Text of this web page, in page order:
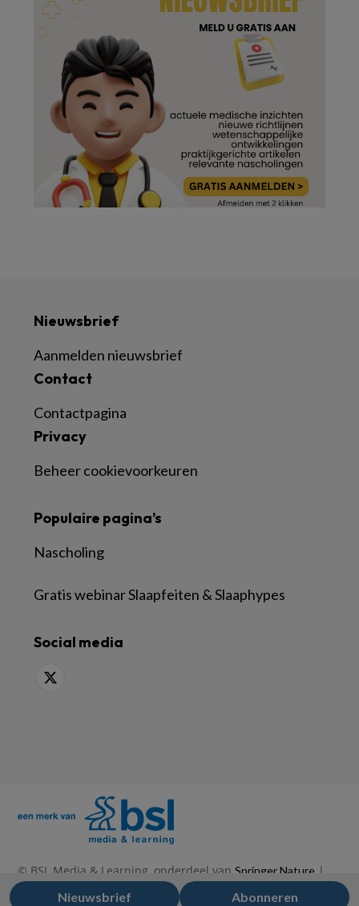
Nieuwsbrief
Aanmelden nieuwsbrief
Contact
Contactpagina
Privacy
Beheer cookievoorkeuren
Populaire pagina’s
Nascholing
Gratis webinar Slaapfeiten & Slaaphypes
Social media
© BSL Media & Learning, onderdeel van Springer Nature |
Privacy Statement | Disclaimer|Voorwaarden
Nieuwsbrief Abonneren